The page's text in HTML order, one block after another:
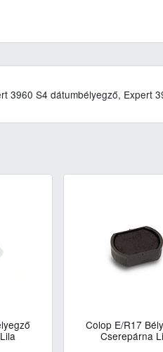
3960 S4 dátumbélyegző, Expert
Colop E/R17
Cserepárna